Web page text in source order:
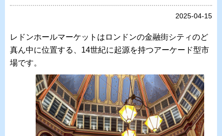
2025-04-15
レドンホールマーケットはロンドンの金融街シティのど
真ん中に位置する、14世紀に起源を持つアーケード型市
場です。